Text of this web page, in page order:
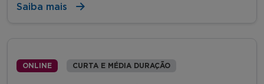
Saiba mais
ONLINE CURTA E MÉDIA DURAÇÃO